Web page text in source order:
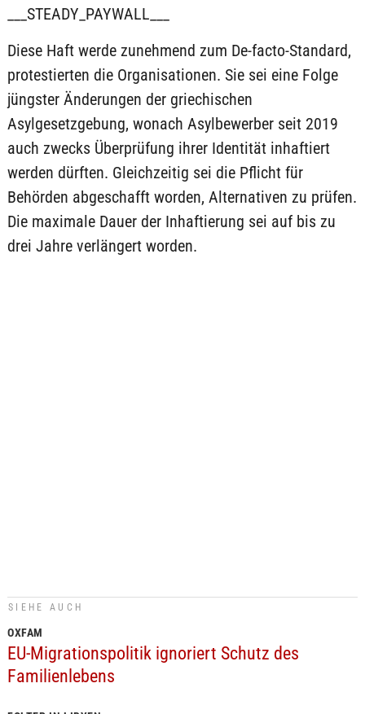
___STEADY_PAYWALL___
Diese Haft werde zunehmend zum De-facto-Standard,
protestierten die Organisationen. Sie sei eine Folge
jüngster Änderungen der griechischen
Asylgesetzgebung, wonach Asylbewerber seit 2019
auch zwecks Überprüfung ihrer Identität inhaftiert
werden dürften. Gleichzeitig sei die Pflicht für
Behörden abgeschafft worden, Alternativen zu prüfen.
Die maximale Dauer der Inhaftierung sei auf bis zu
drei Jahre verlängert worden.
SIEHE AUCH
OXFAM
EU-Migrationspolitik ignoriert Schutz des
Familienlebens